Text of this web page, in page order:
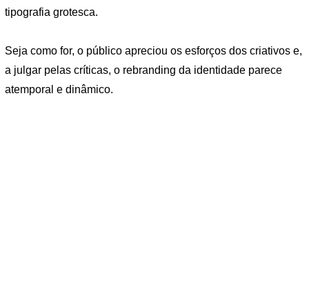
tipografia grotesca.
Seja como for, o público apreciou os esforços dos criativos e,
a julgar pelas críticas, o rebranding da identidade parece
atemporal e dinâmico.